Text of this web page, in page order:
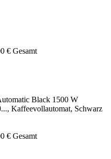
€ Gesamt
Black 1500 W
Kaffeevollautomat, Schwarz
€ Gesamt